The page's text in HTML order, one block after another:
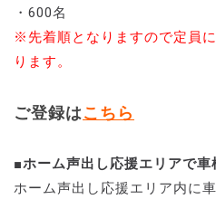
・600名
※先着順となりますので定員
ります。
ご登録はこちら
■ホーム声出し応援エリアで
ホーム声出し応援エリア内に